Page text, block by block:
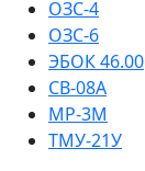
ОЗС-4
ОЗС-6
ЭБОК 46.00
СВ-08А
МР-3М
ТМУ-21У